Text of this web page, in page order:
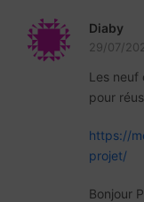
Diaby
29/07/
Les neuf
pour
https://
projet/
Bonjour